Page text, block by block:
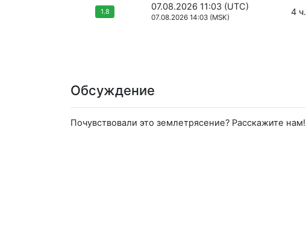
1.8 07.08.2026 11:03 (UTC)
07.08.2026 14:03 (MSK) 4 ч.
Обсуждение
Почувствовали это землетрясение? Расскажите нам!